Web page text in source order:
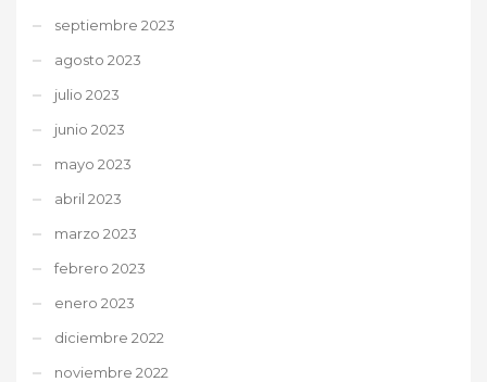
septiembre 2023
agosto 2023
julio 2023
junio 2023
mayo 2023
abril 2023
marzo 2023
febrero 2023
enero 2023
diciembre 2022
noviembre 2022